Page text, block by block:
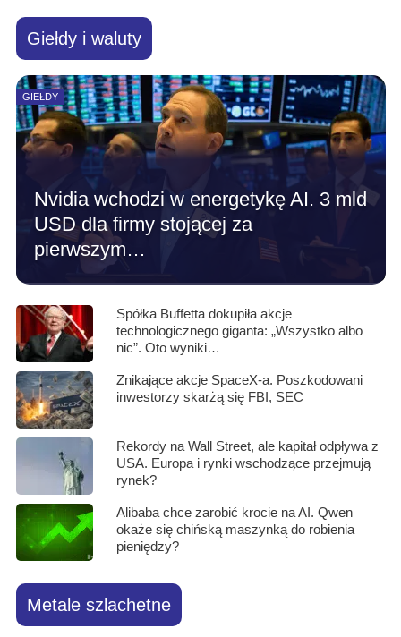
Giełdy i waluty
GIEŁDY
Nvidia wchodzi w energetykę AI. 3 mld
USD dla firmy stojącej za
pierwszym…
Spółka Buffetta dokupiła akcje
technologicznego giganta: „Wszystko albo
nic”. Oto wyniki…
Znikające akcje SpaceX-a. Poszkodowani
inwestorzy skarżą się FBI, SEC
Rekordy na Wall Street, ale kapitał odpływa z
USA. Europa i rynki wschodzące przejmują
rynek?
Alibaba chce zarobić krocie na AI. Qwen
okaże się chińską maszynką do robienia
pieniędzy?
Metale szlachetne